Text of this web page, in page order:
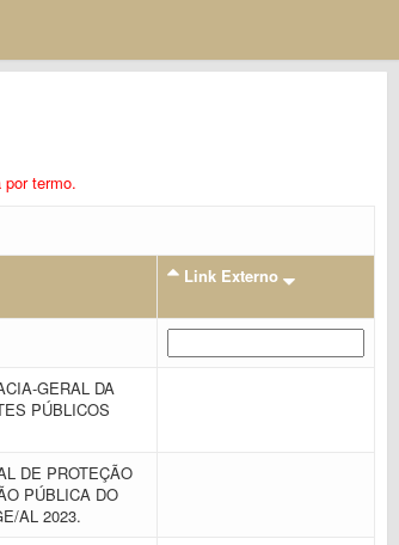
termo.
Link Externo
GERAL DA
PÚBLICOS
DE PROTEÇÃO
PÚBLICA DO
AL 2023.